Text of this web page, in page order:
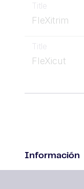
Información
Title
FleXitrim
Title
FleXicut